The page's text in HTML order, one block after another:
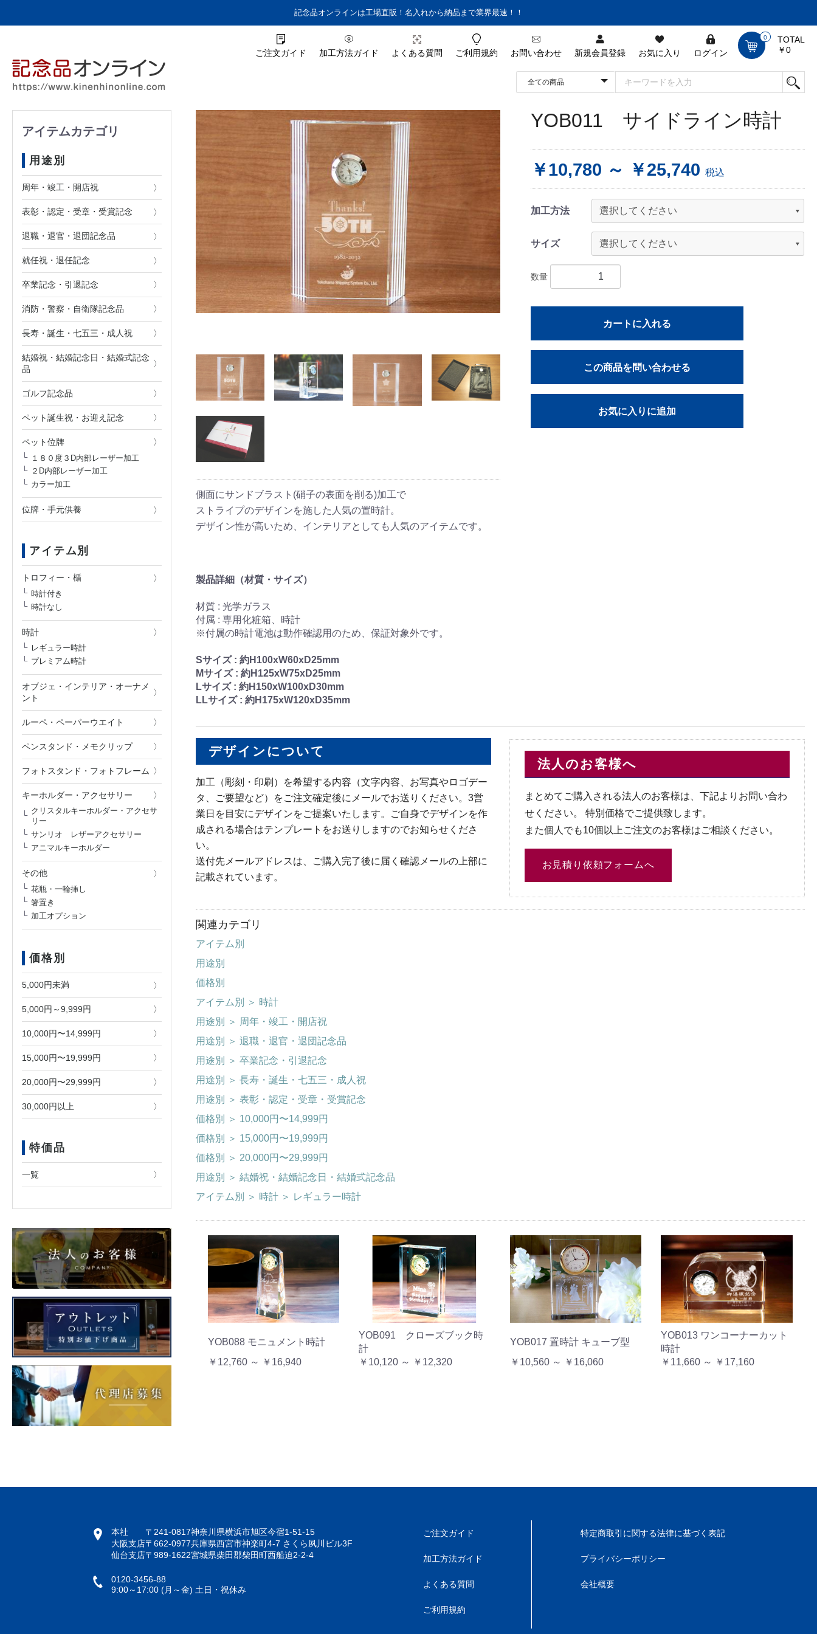
記念品オンラインは工場直販！ 名入れから納品まで業界最速！！
ご注文ガイド 加工方法ガイド よくある質問 ご利用規約 お問い合わせ 新規会員登録 お気に入り ログイン
0
TOTAL
￥0
アイテムカテゴリ
用途別
周年・竣工・開店祝
表彰・認定・受章・受賞記念
退職・退官・退団記念品
就任祝・退任記念
卒業記念・引退記念
消防・警察・自衛隊記念品
長寿・誕生・七五三・成人祝
結婚祝・結婚記念日・結婚式記念
品
ゴルフ記念品
ペット誕生祝・お迎え記念
ペット位牌
１８０度３D内部レーザー加工
２D内部レーザー加工
カラー加工
位牌・手元供養
アイテム別
トロフィー・楯
時計付き
時計なし
時計
レギュラー時計
プレミアム時計
オブジェ・インテリア・オーナメ
ント
ルーペ・ペーパーウエイト
ペンスタンド・メモクリップ
フォトスタンド・フォトフレーム
キーホルダー・アクセサリー
クリスタルキーホルダー・アクセサ
リー
サンリオ レザーアクセサリー
アニマルキーホルダー
その他
花瓶・一輪挿し
箸置き
加工オプション
価格別
5,000円未満
5,000円～9,999円
10,000円〜14,999円
15,000円〜19,999円
20,000円〜29,999円
30,000円以上
特価品
一覧
側面にサンドブラスト(硝子の表面を削る)加工で
ストライプのデザインを施した人気の置時計。
デザイン性が高いため、インテリアとしても人気のアイテムです。
製品詳細（材質・サイズ）
材質 : 光学ガラス
付属 : 専用化粧箱、時計
※付属の時計電池は動作確認用のため、保証対象外です。
Sサイズ : 約H100xW60xD25mm
Mサイズ : 約H125xW75xD25mm
Lサイズ : 約H150xW100xD30mm
LLサイズ : 約H175xW120xD35mm
YOB011 サイドライン時計
￥10,780 ～ ￥25,740 税込
加工方法
サイズ
数量
カートに入れる
この商品を問い合わせる
お気に入りに追加
デザインについて
加工（彫刻・印刷）を希望する内容（文字内容、お写真やロゴデー
タ、ご要望など）をご注文確定後にメールでお送りください。3営
業日を目安にデザインをご提案いたします。ご自身でデザインを作
成される場合はテンプレートをお送りしますのでお知らせくださ
い。
送付先メールアドレスは、ご購入完了後に届く確認メールの上部に
記載されています。
法人のお客様へ
まとめてご購入される法人のお客様は、下記よりお問い合わ
せください。 特別価格でご提供致します。
また個人でも10個以上ご注文のお客様はご相談ください。
お見積り依頼フォームへ
関連カテゴリ
アイテム別
用途別
価格別
アイテム別
＞ 時計
用途別
＞ 周年・竣工・開店祝
用途別
＞ 退職・退官・退団記念品
用途別
＞ 卒業記念・引退記念
用途別
＞ 長寿・誕生・七五三・成人祝
用途別
＞ 表彰・認定・受章・受賞記念
価格別
＞ 10,000円〜14,999円
価格別
＞ 15,000円〜19,999円
価格別
＞ 20,000円〜29,999円
用途別
＞ 結婚祝・結婚記念日・結婚式記念品
アイテム別
＞ 時計 ＞ レギュラー時計
YOB088 モニュメント時計
￥12,760 ～ ￥16,940
YOB091 クローズブック時
計
￥10,120 ～ ￥12,320
YOB017 置時計 キューブ型
￥10,560 ～ ￥16,060
YOB013 ワンコーナーカット
時計
￥11,660 ～ ￥17,160
本社 〒241-0817神奈川県横浜市旭区今宿1-51-15
大阪支店〒662-0977兵庫県西宮市神楽町4-7 さくら夙川ビル3F
仙台支店〒989-1622宮城県柴田郡柴田町西船迫2-2-4
0120-3456-88
9:00～17:00 (月～金) 土日・祝休み
ご注文ガイド
加工方法ガイド
よくある質問
ご利用規約
特定商取引に関する法律に基づく表記
プライバシーポリシー
会社概要